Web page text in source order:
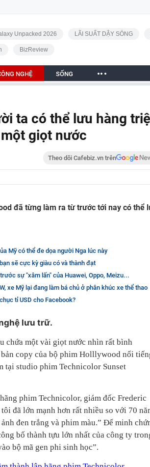
Unpacked 2026 LÃI SUẤT DẬY SÓNG
BizReview
NGHỆ SỐNG
ta có thể lưu hàng
giọt nước
Theo dõi Cafebiz.vn trên
đã từng làm ra từ trước tới nay có thể
Mỹ có thể đe dọa người Nga lúc này
sẽ cực kỳ giàu có và thành đạt
sự "xâm lấn" của Huawei, Oppo, Meizu...
xe Mỹ lại đang làm bá chủ ở phân khúc xe thể thao
tỉ USD cho Facebook?
lưu trữ.
chứa một vài giọt nước nhìn rất bình
copy của bộ phim Holllywood nổi
tại studio phim Technicolor Sunset
phim Technicolor, giám đốc Frederic
đã lớn mạnh hơn rất nhiều so với 70
đen trắng và phim màu.” Để minh
bố thành tựu lớn nhất của công ty
bộ mã gen phi sinh học”.